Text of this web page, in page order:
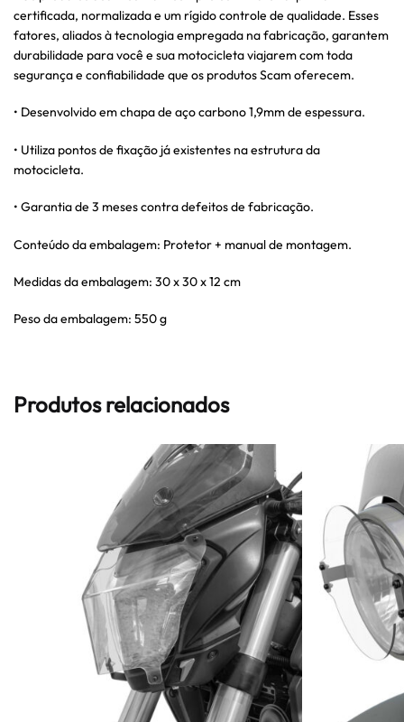
certificada, normalizada e um rígido controle de qualidade. Esses
fatores, aliados à tecnologia empregada na fabricação, garantem
durabilidade para você e sua motocicleta viajarem com toda
segurança e confiabilidade que os produtos Scam oferecem.
• Desenvolvido em chapa de aço carbono 1,9mm de espessura.
• Utiliza pontos de fixação já existentes na estrutura da
motocicleta.
• Garantia de 3 meses contra defeitos de fabricação.
Conteúdo da embalagem: Protetor + manual de montagem.
Medidas da embalagem: 30 x 30 x 12 cm
Peso da embalagem: 550 g
Produtos relacionados